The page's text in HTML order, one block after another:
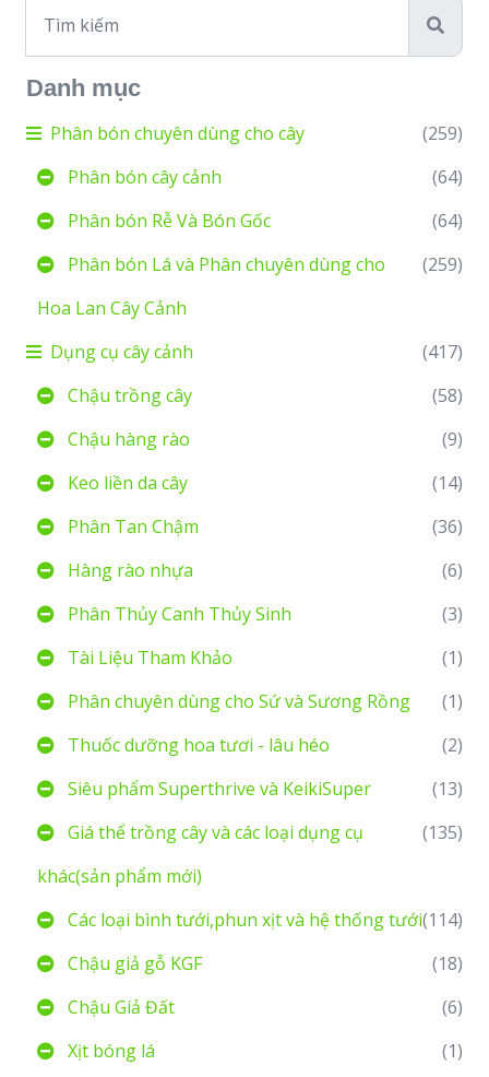
Danh mục
Phân bón chuyên dùng cho cây
(259)
Phân bón cây cảnh
(64)
Phân bón Rễ Và Bón Gốc
(64)
Phân bón Lá và Phân chuyên dùng cho
Hoa Lan Cây Cảnh
(259)
Dụng cụ cây cảnh
(417)
Chậu trồng cây
(58)
Chậu hàng rào
(9)
Keo liền da cây
(14)
Phân Tan Chậm
(36)
Hàng rào nhựa
(6)
Phân Thủy Canh Thủy Sinh
(3)
Tài Liệu Tham Khảo
(1)
Phân chuyên dùng cho Sứ và Sương Rồng
(1)
Thuốc dưỡng hoa tươi - lâu héo
(2)
Siêu phẩm Superthrive và KeikiSuper
(13)
Giá thể trồng cây và các loại dụng cụ
khác(sản phẩm mới)
(135)
Các loại bình tưới,phun xịt và hệ thống tưới(114)
Chậu giả gỗ KGF
(18)
Chậu Giả Đất
(6)
Xịt bóng lá
(1)